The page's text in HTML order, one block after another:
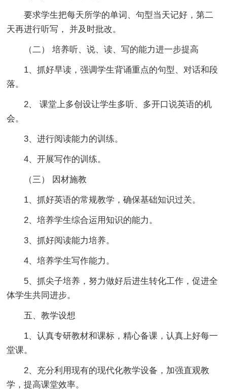
要求学生把每天所学的单词、句型当天记好，第二
天再进行听写， 并及时批改。
（二） 培养听、说、读、写的能力进一步提高
1、抓好早读，强调学生背诵重点的句型、对话和段
落。
2、 课堂上多创设让学生多听、多开口说英语的机
会。
3、进行阅读能力的训练。
4、开展写作的训练。
（三） 因材施教
1、抓好英语的常规教学，确保基础知识过关。
2、培养学生综合运用知识的能力。
3、抓好阅读能力培养。
4、培养学生写作能力。
5、抓尖子培养，努力做好后进生转化工作，促进全
体学生共同进步。
五、教学设想
1、认真专研教材和课标，精心备课，认真上好每一
堂课。
2、充分利用现有的现代化教学设备，加强直观教
学，提高课堂效率。